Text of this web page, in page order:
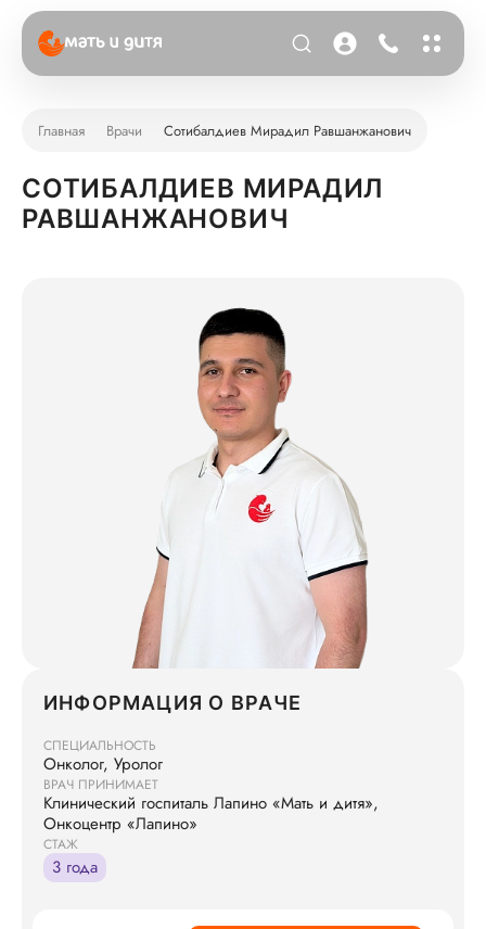
Главная Врачи Сотибалдиев Мирадил Равшанжанович
СОТИБАЛДИЕВ МИРАДИЛ
РАВШАНЖАНОВИЧ
ИНФОРМАЦИЯ О ВРАЧЕ
СПЕЦИАЛЬНОСТЬ
Онколог, Уролог
ВРАЧ ПРИНИМАЕТ
Клинический госпиталь Лапино «Мать и дитя»,
Онкоцентр «Лапино»
СТАЖ
3 года